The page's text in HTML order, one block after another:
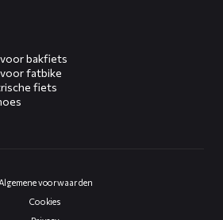
bakfiets
fatbike
fiets
voorwaarden
Cookies